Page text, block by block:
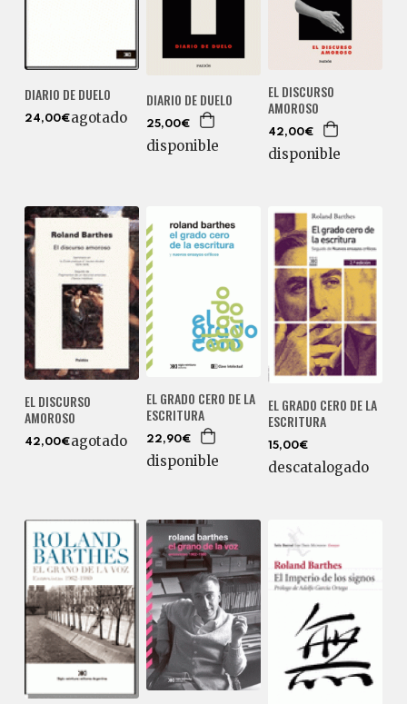
DIARIO DE DUELO
24,00€agotado
DIARIO DE DUELO
25,00€
disponible
EL DISCURSO
AMOROSO
42,00€
disponible
EL DISCURSO
AMOROSO
42,00€agotado
EL GRADO CERO DE LA
ESCRITURA
22,90€
disponible
EL GRADO CERO DE LA
ESCRITURA
15,00€
descatalogado